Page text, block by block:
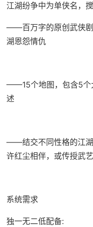
江湖纷争中为单侠名，
——百万字的原创武侠剧
湖恩怨情仇
——15个地图，包含5个
述
——结交不同性格的江湖
许红尘相伴，或传授武
系统需求
独一无二低配备: